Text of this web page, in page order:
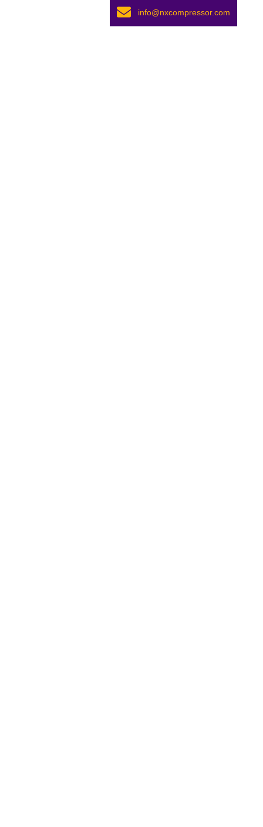
info@nxcompressor.com